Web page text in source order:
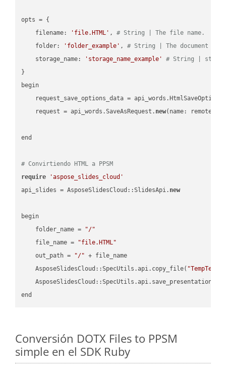
opts = {
    filename:
'file.HTML' , # String | The file name.
    folder:
'folder_example' , # String | The document
    storage_name:
'storage_name_example'
# String |
}
begin
request_save_options_data =
    request = api_words.SaveAsRequest.
new(name:
end
# Convirtiendo HTML a PPSM
require
'aspose_slides_cloud'
api_slides = AsposeSlidesCloud::SlidesApi. new
begin
    folder_name =
"/"
    file_name =
"file.HTML"
    out_path =
"/" + file_name
    AsposeSlidesCloud::SpecUtils.api.copy_file(
Conversión DOTX Files to PPSM
simple en el SDK Ruby